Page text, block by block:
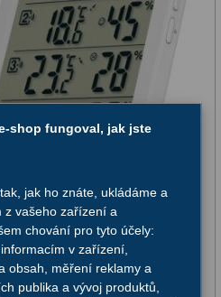
Quadro NV
shop fungoval, jak jste
jak ho znáte, ukládáme a
z vašeho zařízení a
chování pro tyto účely:
v zařízení,
obsah, měření reklamy a
publika a vývoj produktů,